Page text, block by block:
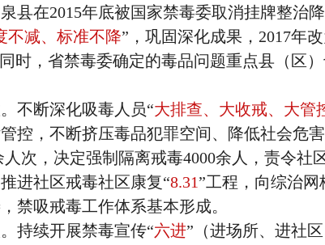
县在2015年底被国家禁毒委取消挂牌整治
不减、标准不降”，巩固深化成果，2017年
时，省禁毒委确定的毒品问题重点县（区
断深化吸毒人员“大排查、大收戒、大管
控，不断挤压毒品犯罪空间、降低社会危
次，决定强制隔离戒毒4000余人，责令社
进社区戒毒社区康复“8.31”工程，向综治网
禁吸戒毒工作体系基本形成。
续开展禁毒宣传“六进”（进场所、进社区